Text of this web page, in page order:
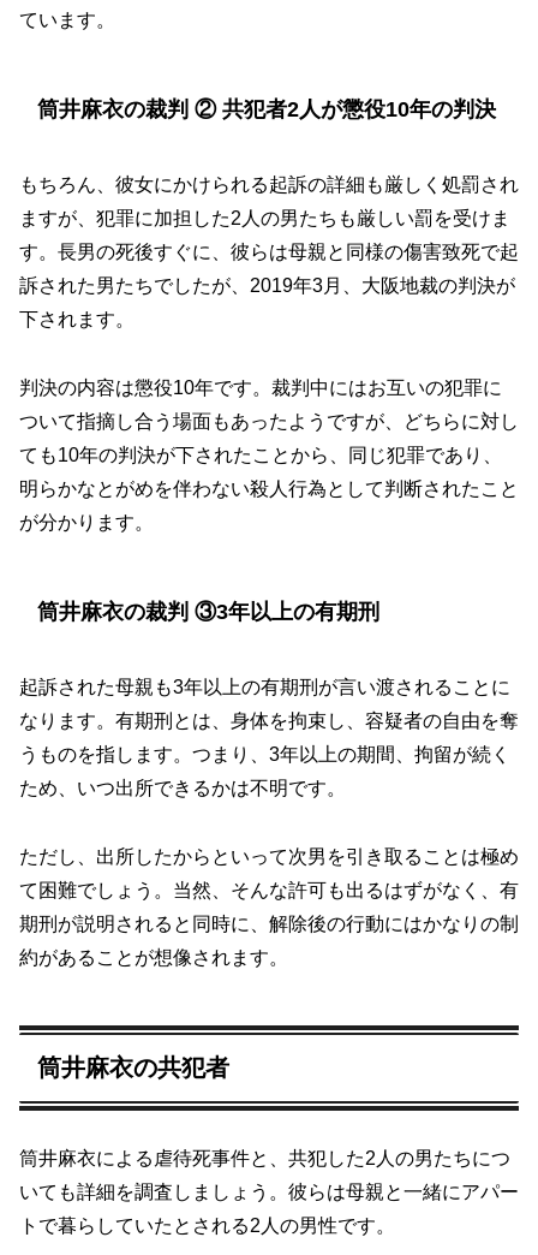
ています。
筒井麻衣の裁判 ② 共犯者2人が懲役10年の判決
もちろん、彼女にかけられる起訴の詳細も厳しく処罰され
ますが、犯罪に加担した2人の男たちも厳しい罰を受けま
す。長男の死後すぐに、彼らは母親と同様の傷害致死で起
訴された男たちでしたが、2019年3月、大阪地裁の判決が
下されます。
判決の内容は懲役10年です。裁判中にはお互いの犯罪に
ついて指摘し合う場面もあったようですが、どちらに対し
ても10年の判決が下されたことから、同じ犯罪であり、
明らかなとがめを伴わない殺人行為として判断されたこと
が分かります。
筒井麻衣の裁判 ③3年以上の有期刑
起訴された母親も3年以上の有期刑が言い渡されることに
なります。有期刑とは、身体を拘束し、容疑者の自由を奪
うものを指します。つまり、3年以上の期間、拘留が続く
ため、いつ出所できるかは不明です。
ただし、出所したからといって次男を引き取ることは極め
て困難でしょう。当然、そんな許可も出るはずがなく、有
期刑が説明されると同時に、解除後の行動にはかなりの制
約があることが想像されます。
筒井麻衣の共犯者
筒井麻衣による虐待死事件と、共犯した2人の男たちにつ
いても詳細を調査しましょう。彼らは母親と一緒にアパー
トで暮らしていたとされる2人の男性です。